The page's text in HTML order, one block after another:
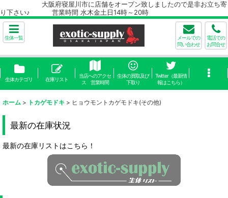
大阪府寝屋川市に店舗をオープン致しましたので是非お立ち寄
り下さい♪ 営業時間 水木金土日14時～20時
生体一覧
メールでの
問い合わせ
電話での
お問合せ
生体カテゴリ 在庫リスト
当店へのアクセ
ス 営業時間
生体の買取及び
下取り
Twitter（最新情
報はこちら）
ホーム > トカゲモドキ > ヒョウモントカゲモドキ(その他)
最新の在庫状況
最新の在庫リストはこちら！